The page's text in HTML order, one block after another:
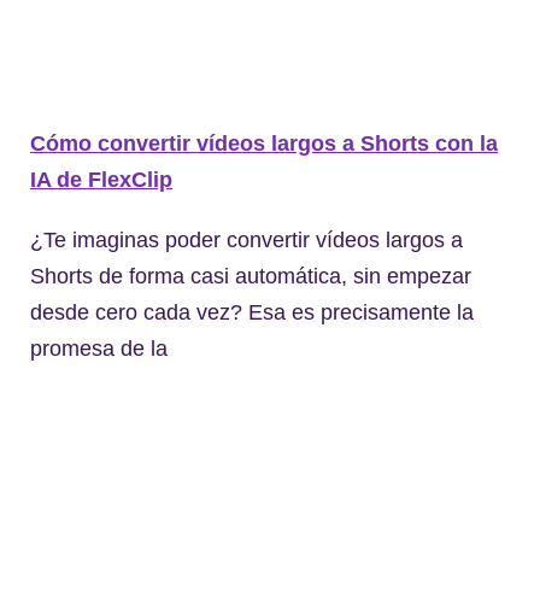
Cómo convertir vídeos largos a Shorts con la
IA de FlexClip
¿Te imaginas poder convertir vídeos largos a
Shorts de forma casi automática, sin empezar
desde cero cada vez? Esa es precisamente la
promesa de la